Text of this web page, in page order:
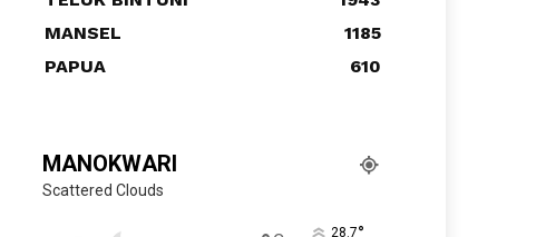
MANSEL
1185
PAPUA
610
MANOKWARI
Scattered Clouds
28.7